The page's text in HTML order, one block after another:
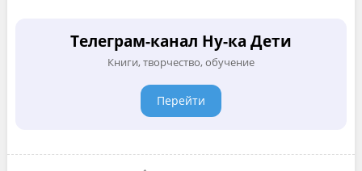
Телеграм-канал Ну-ка Дети
Книги, творчество, обучение
Перейти